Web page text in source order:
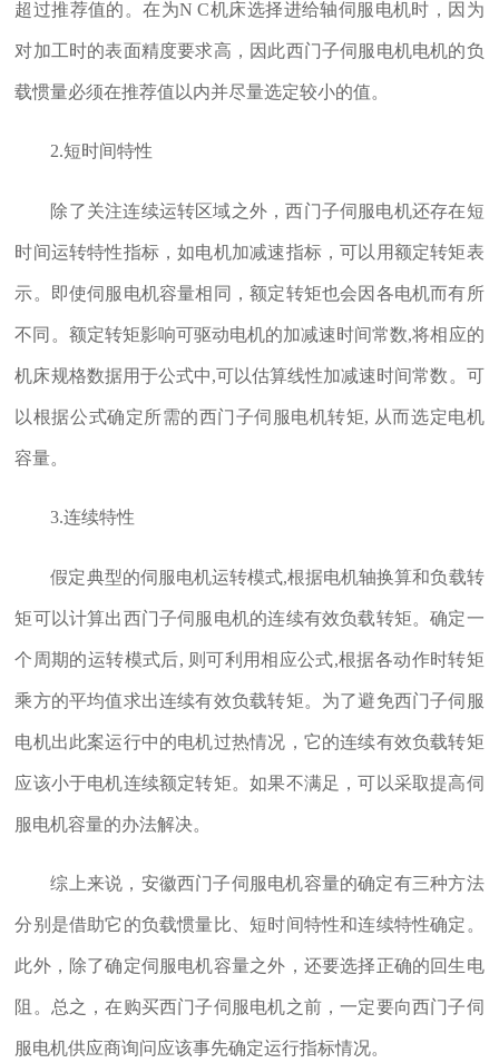
超过推荐值的。在为N C机床选择进给轴伺服电机时，因为
对加工时的表面精度要求高，因此西门子伺服电机电机的负
载惯量必须在推荐值以内并尽量选定较小的值。
2.短时间特性
除了关注连续运转区域之外，西门子伺服电机还存在短
时间运转特性指标，如电机加减速指标，可以用额定转矩表
示。即使伺服电机容量相同，额定转矩也会因各电机而有所
不同。额定转矩影响可驱动电机的加减速时间常数,将相应的
机床规格数据用于公式中,可以估算线性加减速时间常数。可
以根据公式确定所需的西门子伺服电机转矩, 从而选定电机
容量。
3.连续特性
假定典型的伺服电机运转模式,根据电机轴换算和负载转
矩可以计算出西门子伺服电机的连续有效负载转矩。确定一
个周期的运转模式后, 则可利用相应公式,根据各动作时转矩
乘方的平均值求出连续有效负载转矩。为了避免西门子伺服
电机出此案运行中的电机过热情况，它的连续有效负载转矩
应该小于电机连续额定转矩。如果不满足，可以采取提高伺
服电机容量的办法解决。
综上来说，安徽西门子伺服电机容量的确定有三种方法
分别是借助它的负载惯量比、短时间特性和连续特性确定。
此外，除了确定伺服电机容量之外，还要选择正确的回生电
阻。总之，在购买西门子伺服电机之前，一定要向西门子伺
服电机供应商询问应该事先确定运行指标情况。